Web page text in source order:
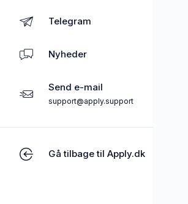
Telegram
Nyheder
Send e-mail
support@apply.support
Gå tilbage til Apply.dk